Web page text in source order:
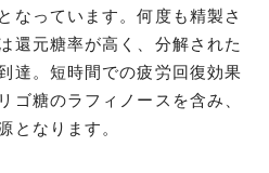
なっています。何度も精製さ
還元糖率が高く、分解された
達。短時間での疲労回復効果
ゴ糖のラフィノースを含み、
となります。